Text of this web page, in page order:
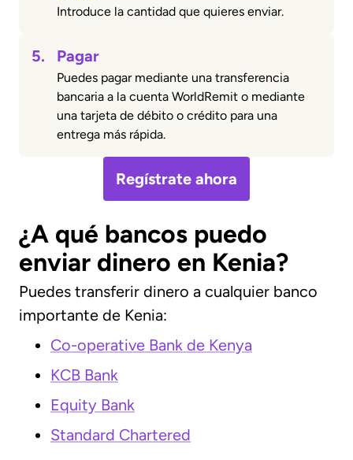
Introduce la cantidad que quieres enviar.
5. Pagar
Puedes pagar mediante una transferencia
bancaria a la cuenta WorldRemit o mediante
una tarjeta de débito o crédito para una
entrega más rápida.
Regístrate ahora
¿A qué bancos puedo
enviar dinero en Kenia?
Puedes transferir dinero a cualquier banco
importante de Kenia:
Co-operative Bank de Kenya
KCB Bank
Equity Bank
Standard Chartered